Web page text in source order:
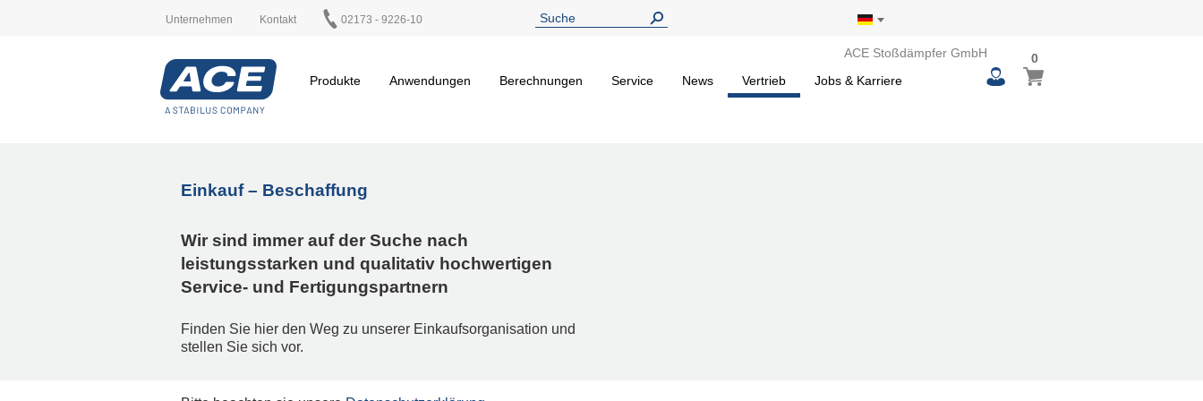
Unternehmen Kontakt 02173 - 9226-10
ACE Stoßdämpfer GmbH
Produkte
Anwendungen Berechnungen Service News Vertrieb Jobs & Karriere
Mein Warenkorb
00
items
Einkauf – Beschaffung
Wir sind immer auf der Suche nach
leistungsstarken und qualitativ hochwertigen
Service- und Fertigungspartnern
Finden Sie hier den Weg zu unserer Einkaufsorganisation und
stellen Sie sich vor.